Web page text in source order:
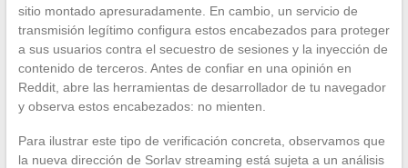
sitio montado apresuradamente. En cambio, un servicio de
transmisión legítimo configura estos encabezados para proteger
a sus usuarios contra el secuestro de sesiones y la inyección de
contenido de terceros. Antes de confiar en una opinión en
Reddit, abre las herramientas de desarrollador de tu navegador
y observa estos encabezados: no mienten.
Para ilustrar este tipo de verificación concreta, observamos que
la nueva dirección de Sorlav streaming está sujeta a un análisis